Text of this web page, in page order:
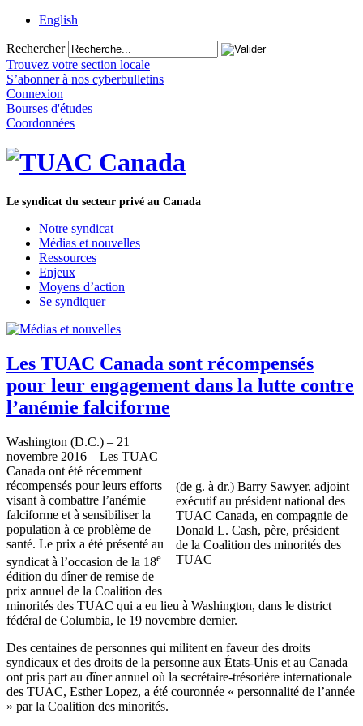
English
Rechercher
Trouvez votre section locale
S’abonner à nos cyberbulletins
Connexion
Bourses d'études
Coordonnées
Le syndicat du secteur privé au Canada
Notre syndicat
Médias et nouvelles
Ressources
Enjeux
Moyens d’action
Se syndiquer
Les TUAC Canada sont récompensés
pour leur engagement dans la lutte contre
l’anémie falciforme
(de g. à dr.) Barry Sawyer, adjoint
exécutif au président national des
TUAC Canada, en compagnie de
Donald L. Cash, père, président
de la Coalition des minorités des
TUAC
Washington (D.C.) – 21
novembre 2016 – Les TUAC
Canada ont été récemment
récompensés pour leurs efforts
visant à combattre l’anémie
falciforme et à sensibiliser la
population à ce problème de
santé. Le prix a été présenté au
syndicat à l’occasion de la 18e
édition du dîner de remise de
prix annuel de la Coalition des
minorités des TUAC qui a eu lieu à Washington, dans le district
fédéral de Columbia, le 19 novembre dernier.
Des centaines de personnes qui militent en faveur des droits
syndicaux et des droits de la personne aux États-Unis et au Canada
ont pris part au dîner annuel où la secrétaire-trésorière internationale
des TUAC, Esther Lopez, a été couronnée « personnalité de l’année
» par la Coalition des minorités.